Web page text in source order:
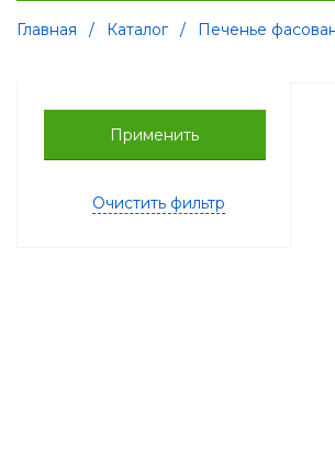
Главная / Каталог / Печенье
Применить
Очистить фильтр